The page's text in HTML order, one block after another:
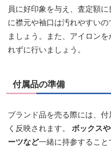
員に好印象を与え、査定額
に襟元や袖口は汚れやすい
ましょう。また、アイロン
れずに行いましょう。
付属品の準備
ブランド品を売る際には、
く反映されます。 ボックス
ーツなど一緒に持参すること